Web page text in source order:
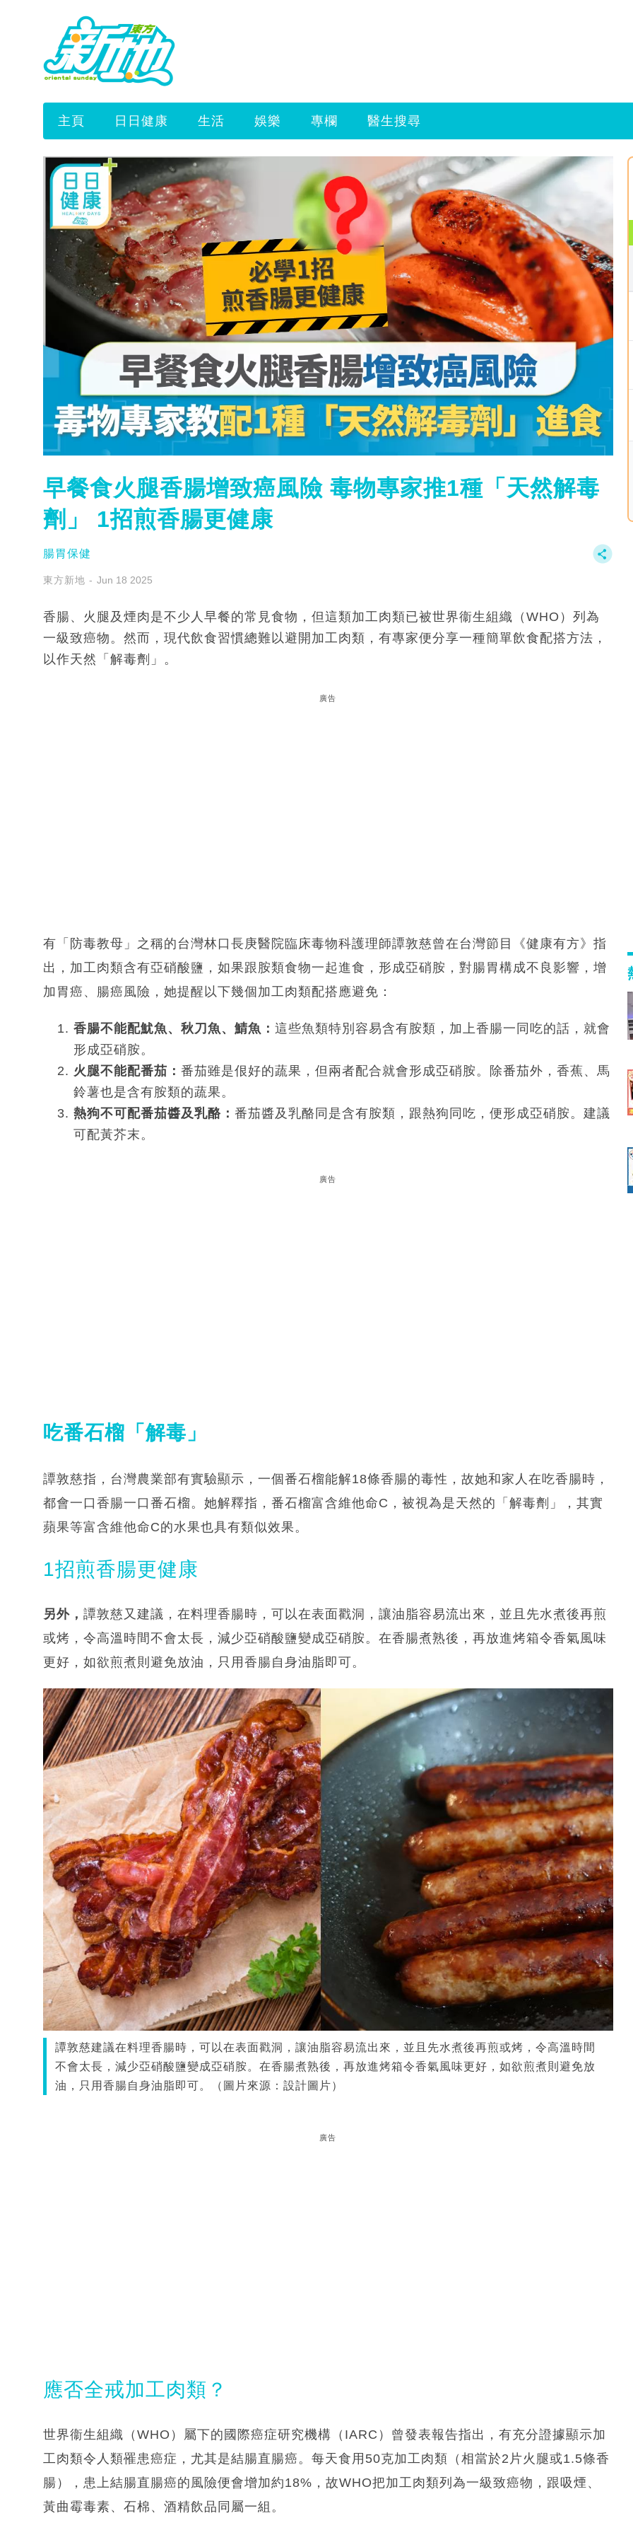
主頁 日日健康 生活 娛樂 專欄 醫生搜尋
早餐食火腿香腸增致癌風險 毒物專家推1種「天然解毒
劑」 1招煎香腸更健康
腸胃保健
東方新地 Jun 18 2025
香腸、火腿及煙肉是不少人早餐的常見食物，但這類加工肉類已被世界衞生組織（WHO）列為
一級致癌物。然而，現代飲食習慣總難以避開加工肉類，有專家便分享一種簡單飲食配搭方法，
以作天然「解毒劑」。
廣告
有「防毒教母」之稱的台灣林口長庚醫院臨床毒物科護理師譚敦慈曾在台灣節目《健康有方》指
出，加工肉類含有亞硝酸鹽，如果跟胺類食物一起進食，形成亞硝胺，對腸胃構成不良影響，增
加胃癌、腸癌風險，她提醒以下幾個加工肉類配搭應避免：
香腸不能配魷魚、秋刀魚、鯖魚： 這些魚類特別容易含有胺類，加上香腸一同吃的話，就會
形成亞硝胺。
火腿不能配番茄： 番茄雖是佷好的蔬果，但兩者配合就會形成亞硝胺。除番茄外，香蕉、馬
鈴薯也是含有胺類的蔬果。
熱狗不可配番茄醬及乳酪： 番茄醬及乳酪同是含有胺類，跟熱狗同吃，便形成亞硝胺。建議
可配黃芥末。
廣告
吃番石榴「解毒」
譚敦慈指，台灣農業部有實驗顯示，一個番石榴能解18條香腸的毒性，故她和家人在吃香腸時，
都會一口香腸一口番石榴。她解釋指，番石榴富含維他命C，被視為是天然的「解毒劑」，其實
蘋果等富含維他命C的水果也具有類似效果。
1招煎香腸更健康
另外， 譚敦慈又建議，在料理香腸時，可以在表面戳洞，讓油脂容易流出來，並且先水煮後再煎
或烤，令高溫時間不會太長，減少亞硝酸鹽變成亞硝胺。在香腸煮熟後，再放進烤箱令香氣風味
更好，如欲煎煮則避免放油，只用香腸自身油脂即可。
譚敦慈建議在料理香腸時，可以在表面戳洞，讓油脂容易流出來，並且先水煮後再煎或烤，令高溫時間
不會太長，減少亞硝酸鹽變成亞硝胺。在香腸煮熟後，再放進烤箱令香氣風味更好，如欲煎煮則避免放
油，只用香腸自身油脂即可。（圖片來源：設計圖片）
廣告
應否全戒加工肉類？
世界衞生組織（WHO）屬下的國際癌症研究機構（IARC）曾發表報告指出，有充分證據顯示加
工肉類令人類罹患癌症，尤其是結腸直腸癌。每天食用50克加工肉類（相當於2片火腿或1.5條香
腸），患上結腸直腸癌的風險便會增加約18%，故WHO把加工肉類列為一級致癌物，跟吸煙、
黃曲霉毒素、石棉、酒精飲品同屬一組。